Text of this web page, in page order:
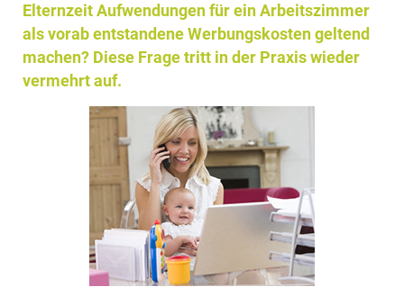
Elternzeit Aufwendungen für ein Arbeitszimmer
als vorab entstandene Werbungskosten geltend
machen? Diese Frage tritt in der Praxis wieder
vermehrt auf.